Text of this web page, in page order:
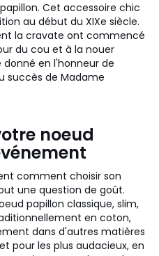
Cet accessoire chic
au début du XIXe siècle.
la cravate ont commencé
du cou et à la nouer
en l'honneur de
succès de Madame
noeud
comment choisir son
une question de goût.
papillon classique, slim,
en coton,
dans d'autres matières
pour les plus audacieux, en